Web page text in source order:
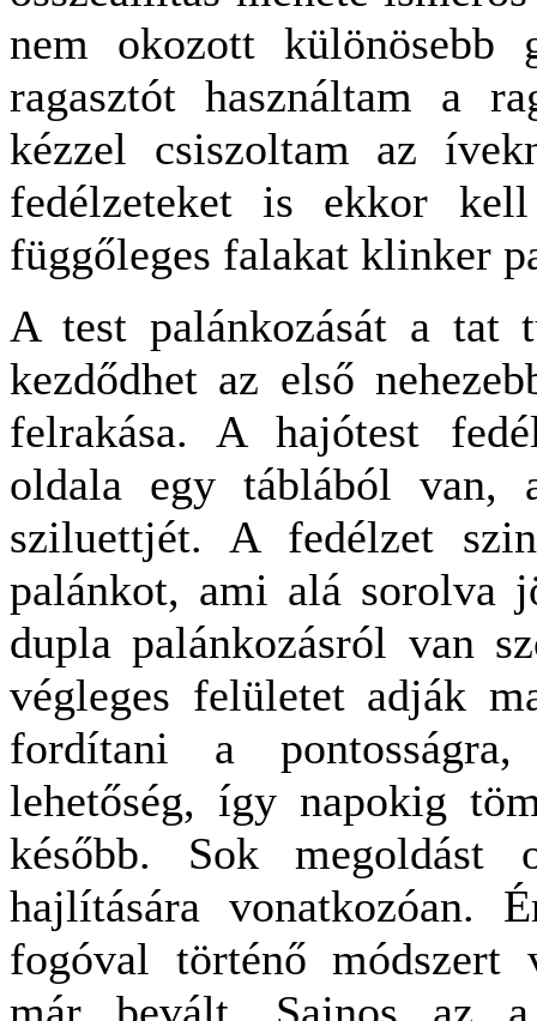
nem okozott különösebb
ragasztót használtam a
kézzel csiszoltam az
fedélzeteket is ekkor
függőleges falakat klinker
A test palánkozását a tat
kezdődhet az első
felrakása. A hajótest
oldala egy táblából van,
sziluettjét. A fedélzet
palánkot, ami alá sorolva
dupla palánkozásról van
végleges felületet adják
fordítani a
lehetőség, így napokig
később. Sok megoldást
hajlítására vonatkozóan.
fogóval történő módszert